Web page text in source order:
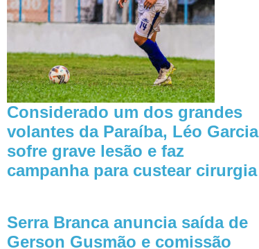
Considerado um dos grandes
volantes da Paraíba, Léo Garcia
sofre grave lesão e faz
campanha para custear cirurgia
Serra Branca anuncia saída de
Gerson Gusmão e comissão